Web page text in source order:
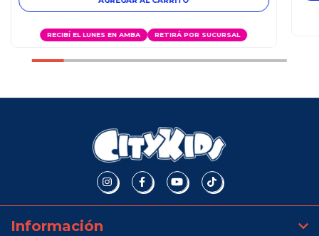
RECIBÍ EL LUNES EN AMBA RETIRÁ POR SUCURSAL
Información